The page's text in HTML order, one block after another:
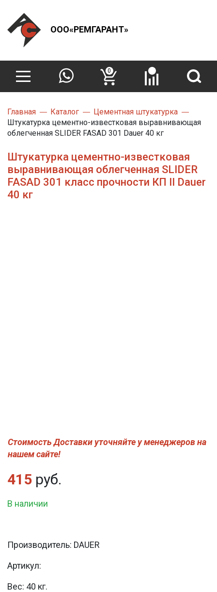
ООО«РЕМГАРАНТ»
0
Главная Каталог
Цементная штукатурка
Штукатурка цементно-известковая выравнивающая
облегченная SLIDER FASAD 301 Dauer 40 кг
Штукатурка цементно-известковая
выравнивающая облегченная SLIDER
FASAD 301 класс прочности КП II Dauer
40 кг
Стоимость Доставки уточняйте у менеджеров на
нашем сайте!
415 руб.
В наличии
Производитель: DAUER
Артикул:
Вес: 40 кг.